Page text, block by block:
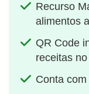
Recurso
alimentos
QR Code
receitas
Conta